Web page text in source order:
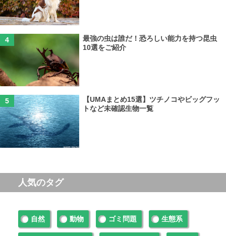
最強の虫は誰だ！恐ろしい能力を持つ昆虫
10選をご紹介
【UMAまとめ15選】ツチノコやビッグフッ
トなど未確認生物一覧
人気のタグ
自然 動物 ゴミ問題 生態系